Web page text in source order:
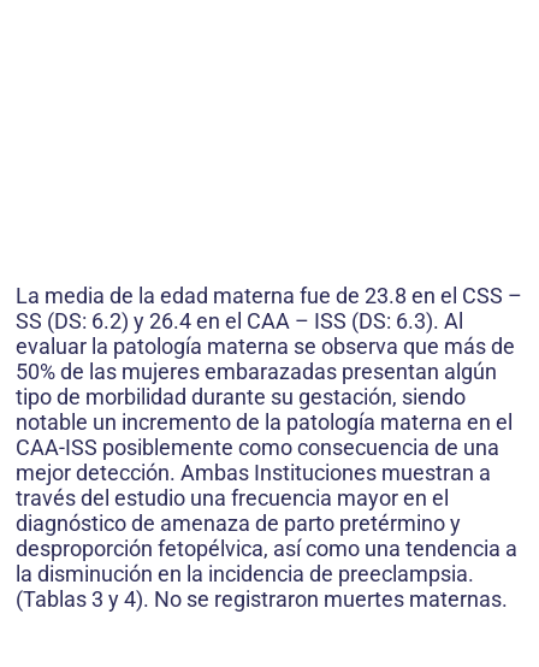
La media de la edad materna fue de 23.8 en el CSS –
SS (DS: 6.2) y 26.4 en el CAA – ISS (DS: 6.3). Al
evaluar la patología materna se observa que más de
50% de las mujeres embarazadas presentan algún
tipo de morbilidad durante su gestación, siendo
notable un incremento de la patología materna en el
CAA-ISS posiblemente como consecuencia de una
mejor detección. Ambas Instituciones muestran a
través del estudio una frecuencia mayor en el
diagnóstico de amenaza de parto pretérmino y
desproporción fetopélvica, así como una tendencia a
la disminución en la incidencia de preeclampsia.
(Tablas 3 y 4). No se registraron muertes maternas.